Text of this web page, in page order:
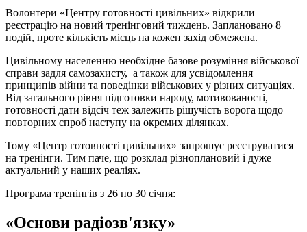
Волонтери «Центру готовності цивільних» відкрили
реєстрацію на новий тренінговий тиждень. Заплановано 8
подій, проте кількість місць на кожен захід обмежена.
Цивільному населенню необхідне базове розуміння військової
справи задля самозахисту, а також для усвідомлення
принципів війни та поведінки військових у різних ситуаціях.
Від загального рівня підготовки народу, мотивованості,
готовності дати відсіч теж залежить рішучість ворога щодо
повторних спроб наступу на окремих ділянках.
Тому «Центр готовності цивільних» запрошує реєструватися
на тренінги. Тим паче, що розклад різноплановий і дуже
актуальний у наших реаліях.
Програма тренінгів з 26 по 30 січня:
«Основи радіозв'язку»